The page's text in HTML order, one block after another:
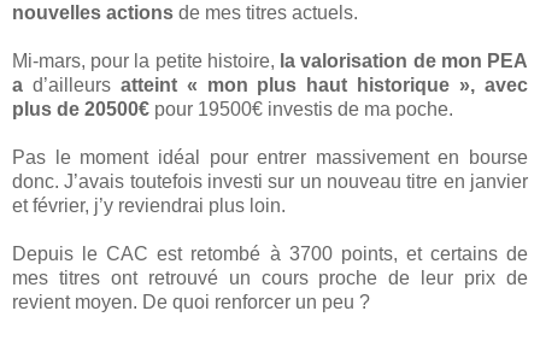
nouvelles actions de mes titres actuels.
Mi-mars, pour la petite histoire, la valorisation de mon PEA
a d’ailleursatteint « mon plus haut historique », avec
plus de 20500€ pour 19500€ investis de ma poche.
Pas le moment idéal pour entrer massivement en bourse
donc. J’avais toutefois investi sur un nouveau titre en janvier
et février, j’y reviendrai plus loin.
Depuis le CAC est retombé à 3700 points, et certains de
mes titres ont retrouvé un cours proche de leur prix de
revient moyen. De quoi renforcer un peu ?